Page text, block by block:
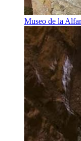
Museo de la